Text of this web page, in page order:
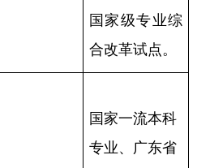
国家级专业综
合改革试点。
国家一流本科
专业、广东省